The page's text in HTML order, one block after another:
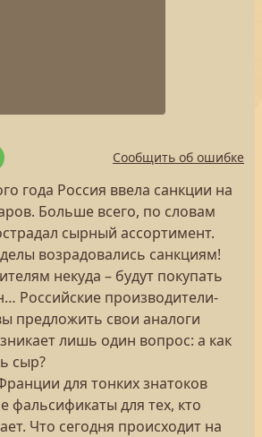
Сообщить об ошибке
года Россия ввела санкции на
Больше всего, по словам
сырный ассортимент.
возрадовались санкциям!
некуда – будут покупать
Российские производители-
предложить свои аналоги
лишь один вопрос: а как
сыр?
для тонких знатоков
фальсификаты для тех, кто
Что сегодня происходит на